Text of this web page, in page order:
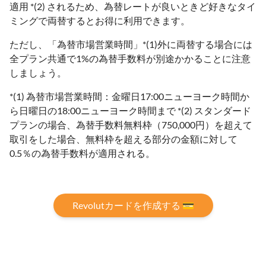
適用 *(2) されるため、為替レートが良いときど好きなタイ
ミングで両替するとお得に利用できます。
ただし、「為替市場営業時間」*(1)外に両替する場合には
全プラン共通で1%の為替手数料が別途かかることに注意
しましょう。
*(1) 為替市場営業時間：金曜日17:00ニューヨーク時間か
ら日曜日の18:00ニューヨーク時間まで *(2) スタンダード
プランの場合、為替⼿数料無料枠（750,000円）を超えて
取引をした場合、無料枠を超える部分の金額に対して
0.5％の為替手数料が適用される。
Revolutカードを作成する 💳